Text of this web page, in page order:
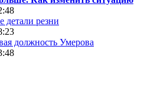
резни
должность Умерова